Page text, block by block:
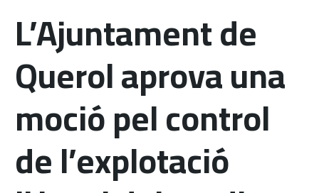
L’Ajuntament de
Querol aprova una
moció pel control
de l’explotació